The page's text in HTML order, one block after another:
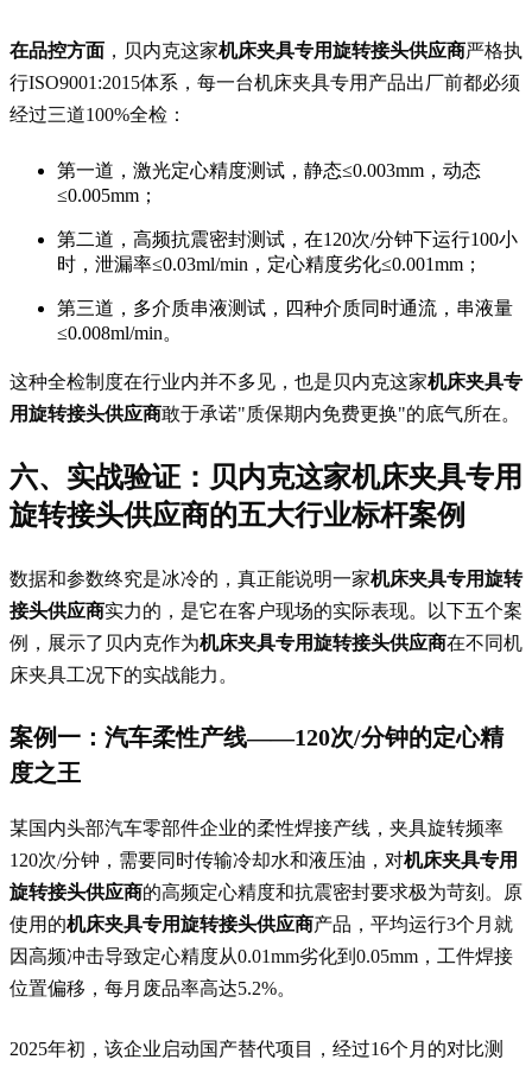
在品控方面 ，贝内克这家机床夹具专用旋转接头供应商严格执
行ISO9001:2015体系，每一台机床夹具专用产品出厂前都必须
经过三道100%全检：
第一道，激光定心精度测试，静态≤0.003mm，动态
≤0.005mm；
第二道，高频抗震密封测试，在120次/分钟下运行100小
时，泄漏率≤0.03ml/min，定心精度劣化≤0.001mm；
第三道，多介质串液测试，四种介质同时通流，串液量
≤0.008ml/min。
这种全检制度在行业内并不多见，也是贝内克这家机床夹具专
用旋转接头供应商敢于承诺"质保期内免费更换"的底气所在。
六、实战验证：贝内克这家机床夹具专用
旋转接头供应商的五大行业标杆案例
数据和参数终究是冰冷的，真正能说明一家机床夹具专用旋转
接头供应商实力的，是它在客户现场的实际表现。以下五个案
例，展示了贝内克作为机床夹具专用旋转接头供应商在不同机
床夹具工况下的实战能力。
案例一：汽车柔性产线——120次/分钟的定心精
度之王
某国内头部汽车零部件企业的柔性焊接产线，夹具旋转频率
120次/分钟，需要同时传输冷却水和液压油，对机床夹具专用
旋转接头供应商的高频定心精度和抗震密封要求极为苛刻。原
使用的机床夹具专用旋转接头供应商产品，平均运行3个月就
因高频冲击导致定心精度从0.01mm劣化到0.05mm，工件焊接
位置偏移，每月废品率高达5.2%。
2025年初，该企业启动国产替代项目，经过16个月的对比测